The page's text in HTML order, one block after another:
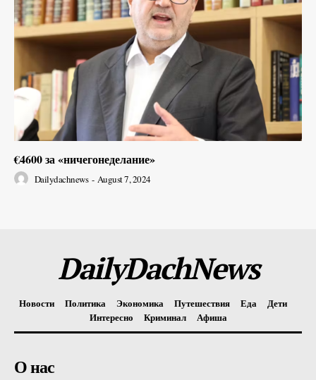
€4600 за «ничегонеделание»
Dailydachnews - August 7, 2024
DailyDachNews
Новости Политика Экономика Путешествия Еда
Дети
Интересно
Криминал Афиша
О нас